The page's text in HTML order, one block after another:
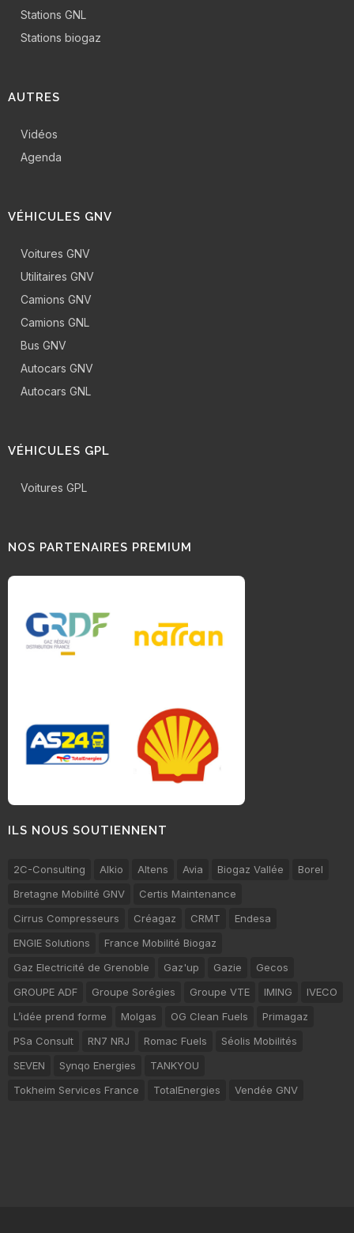
Stations GNL
Stations biogaz
AUTRES
Vidéos
Agenda
VÉHICULES GNV
Voitures GNV
Utilitaires GNV
Camions GNV
Camions GNL
Bus GNV
Autocars GNV
Autocars GNL
VÉHICULES GPL
Voitures GPL
NOS PARTENAIRES PREMIUM
ILS NOUS SOUTIENNENT
2C-Consulting Alkio Altens Avia Biogaz Vallée
Borel
Bretagne Mobilité GNV
Certis Maintenance
Cirrus Compresseurs
Créagaz CRMT
Endesa
ENGIE Solutions
France Mobilité Biogaz
Gaz Electricité de Grenoble
Gaz'up Gazie
Gecos
GROUPE ADF
Groupe Sorégies Groupe VTE IMING
IVECO
L’idée prend forme
Molgas OG Clean Fuels
Primagaz
PSa Consult
RN7 NRJ Romac Fuels
Séolis Mobilités
SEVEN
Synqo Energies
TANKYOU
Tokheim Services France
TotalEnergies Vendée GNV